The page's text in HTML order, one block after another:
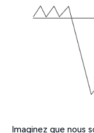
Imaginez que nous